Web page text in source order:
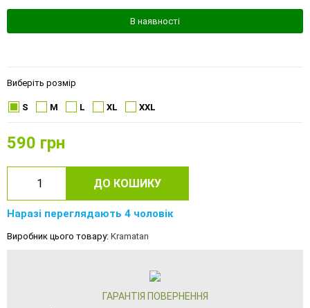
В наявності
Виберіть розмір
S M L XL XXL
590 грн
ДО КОШИКУ
Наразі переглядають 4 чоловік
Виробник цього товару: Kramatan
ГАРАНТІЯ ПОВЕРНЕННЯ